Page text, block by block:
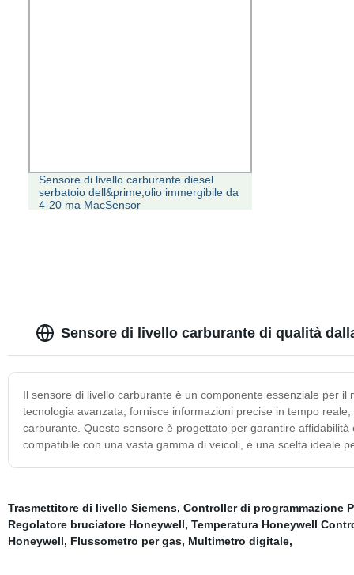
Sensore di livello carburante diesel
serbatoio dell&prime;olio immergibile da
4-20 ma MacSensor
Sensore di livello carburante di qualità
Il sensore di livello carburante è un componente essenziale per
tecnologia avanzata, fornisce informazioni precise in tempo
carburante. Questo sensore è progettato per garantire
compatibile con una vasta gamma di veicoli, è una scelta ideale
Trasmettitore di livello Siemens, Controller di programmazione
Regolatore bruciatore Honeywell, Temperatura Honeywell
Honeywell, Flussometro per gas, Multimetro digitale,